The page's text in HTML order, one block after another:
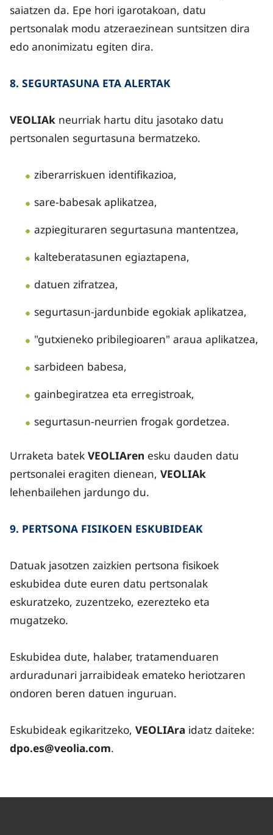
saiatzen da. Epe hori igarotakoan, datu
pertsonalak modu atzeraezinean suntsitzen dira
edo anonimizatu egiten dira.
8. SEGURTASUNA ETA ALERTAK
VEOLIAk neurriak hartu ditu jasotako datu
pertsonalen segurtasuna bermatzeko.
ziberarriskuen identifikazioa,
sare-babesak aplikatzea,
azpiegituraren segurtasuna mantentzea,
kalteberatasunen egiaztapena,
datuen zifratzea,
segurtasun-jardunbide egokiak aplikatzea,
"gutxieneko pribilegioaren" araua aplikatzea,
sarbideen babesa,
gainbegiratzea eta erregistroak,
segurtasun-neurrien frogak gordetzea.
Urraketa batek VEOLIAren esku dauden datu
pertsonalei eragiten dienean, VEOLIAk
lehenbailehen jardungo du.
9. PERTSONA FISIKOEN ESKUBIDEAK
Datuak jasotzen zaizkien pertsona fisikoek
eskubidea dute euren datu pertsonalak
eskuratzeko, zuzentzeko, ezerezteko eta
mugatzeko.
Eskubidea dute, halaber, tratamenduaren
arduradunari jarraibideak emateko heriotzaren
ondoren beren datuen inguruan.
Eskubideak egikaritzeko, VEOLIAra idatz daiteke:
dpo.es@veolia.com.